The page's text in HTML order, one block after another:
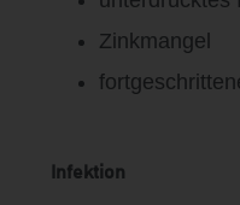
Zinkmangel
Infektion